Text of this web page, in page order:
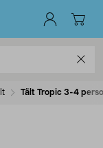
Tält Tropic 3-4